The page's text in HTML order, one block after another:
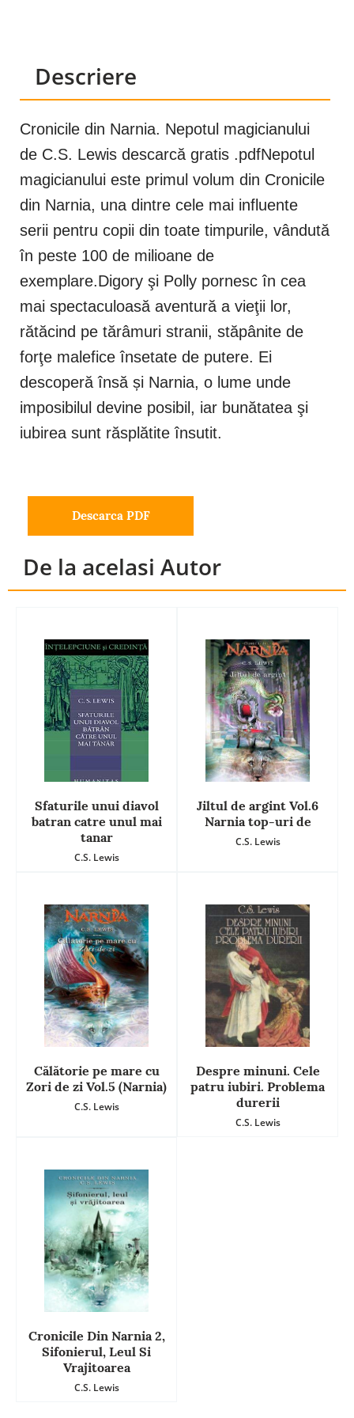
Descriere
Cronicile din Narnia. Nepotul magicianului
de C.S. Lewis descarcă gratis .pdfNepotul
magicianului este primul volum din Cronicile
din Narnia, una dintre cele mai influente
serii pentru copii din toate timpurile, vândută
în peste 100 de milioane de
exemplare.Digory şi Polly pornesc în cea
mai spectaculoasă aventură a vieţii lor,
rătăcind pe tărâmuri stranii, stăpânite de
forţe malefice însetate de putere. Ei
descoperă însă și Narnia, o lume unde
imposibilul devine posibil, iar bunătatea şi
iubirea sunt răsplătite însutit.
Descarca PDF
De la acelasi Autor
Sfaturile unui diavol
batran catre unul mai
tanar
C.S. Lewis
Jiltul de argint Vol.6
Narnia top-uri de
C.S. Lewis
Călătorie pe mare cu
Zori de zi Vol.5 (Narnia)
C.S. Lewis
Despre minuni. Cele
patru iubiri. Problema
durerii
C.S. Lewis
Cronicile Din Narnia 2,
Sifonierul, Leul Si
Vrajitoarea
C.S. Lewis